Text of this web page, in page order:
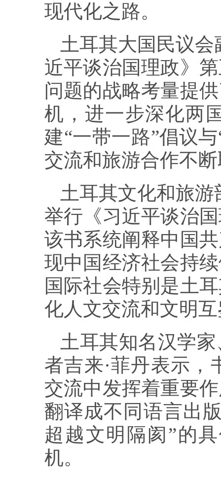
现代化之路。
土耳其大国民议
近平谈治国理政》
问题的战略考量提
机，进一步深化两
建“一带一路”倡议
交流和旅游合作不
土耳其文化和旅
举行《习近平谈治
该书系统阐释中国
现中国经济社会持
国际社会特别是土
化人文交流和文明
土耳其知名汉学
者吉来·菲丹表示
交流中发挥着重要
翻译成不同语言出
超越文明隔阂”的
机。